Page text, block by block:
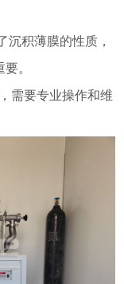
积薄膜的性质，
。
需要专业操作和维